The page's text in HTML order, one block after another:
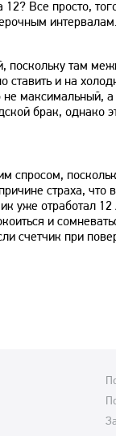
Все просто,
там
и на
не
брак, однако
спросом,
страха,
уже отработал
и
счетчик при